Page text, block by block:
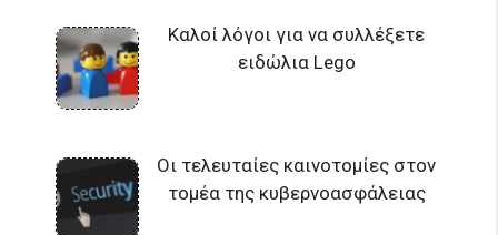
Καλοί λόγοι για να συλλέξετε
ειδώλια Lego
Οι τελευταίες καινοτομίες στον
τομέα της κυβερνοασφάλειας